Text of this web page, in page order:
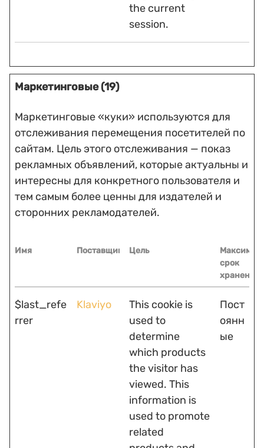
the current
session.
Маркетинговые (19)
Маркетинговые «куки» используются для
отслеживания перемещения посетителей по
сайтам. Цель этого отслеживания — показ
рекламных объявлений, которые актуальны и
интересны для конкретного пользователя и
тем самым более ценны для издателей и
сторонних рекламодателей.
Имя Поставщик Цель
срок
хранения
$last_refe
rrer
Klaviyo
This cookie is
used to
determine
which products
the visitor has
viewed. This
information is
used to promote
related
Пост
оянн
ые